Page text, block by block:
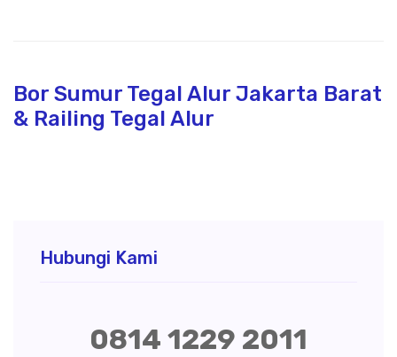
Bor Sumur Tegal Alur Jakarta Barat
& Railing Tegal Alur
Hubungi Kami
0814 1229 2011